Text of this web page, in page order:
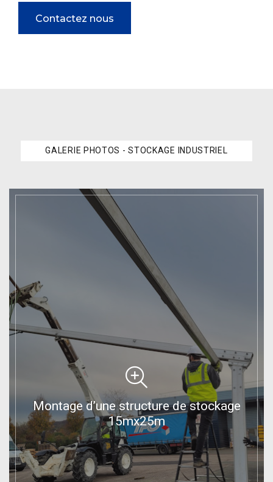
Contactez nous
GALERIE PHOTOS - STOCKAGE INDUSTRIEL
Montage d’une structure de stockage
15mx25m